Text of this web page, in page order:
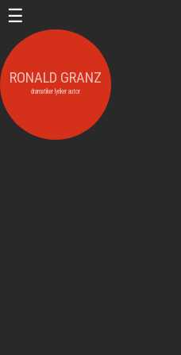
RONALD GRANZ
dramatiker lyriker autor